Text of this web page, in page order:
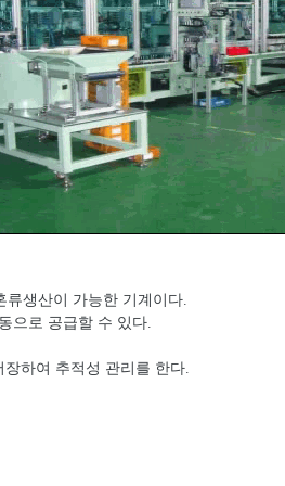
류생산이 가능한 기계이다.
으로 공급할 수 있다.
장하여 추적성 관리를 한다.